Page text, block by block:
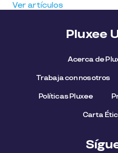
Ver artículos
Pluxee
Acerca de
Trabaja con nosotros
Políticas Pluxee
Carta